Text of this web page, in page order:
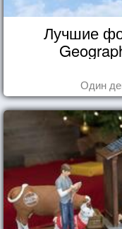
Лучшие
Один